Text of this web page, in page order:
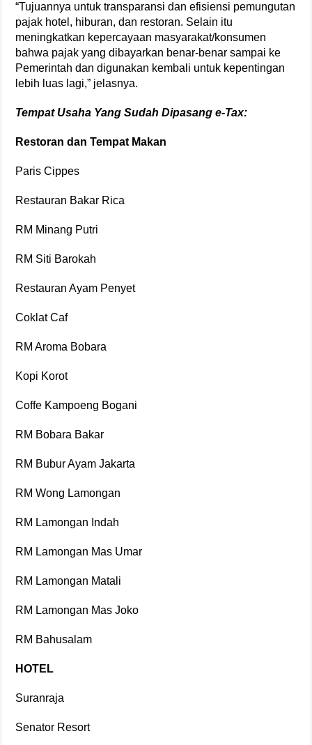
“Tujuannya untuk transparansi dan efisiensi pemungutan
pajak hotel, hiburan, dan restoran. Selain itu
meningkatkan kepercayaan masyarakat/konsumen
bahwa pajak yang dibayarkan benar-benar sampai ke
Pemerintah dan digunakan kembali untuk kepentingan
lebih luas lagi,” jelasnya.
Tempat Usaha Yang Sudah Dipasang e-Tax:
Restoran dan Tempat Makan
Paris Cippes
Restauran Bakar Rica
RM Minang Putri
RM Siti Barokah
Restauran Ayam Penyet
Coklat Caf
RM Aroma Bobara
Kopi Korot
Coffe Kampoeng Bogani
RM Bobara Bakar
RM Bubur Ayam Jakarta
RM Wong Lamongan
RM Lamongan Indah
RM Lamongan Mas Umar
RM Lamongan Matali
RM Lamongan Mas Joko
RM Bahusalam
HOTEL
Suranraja
Senator Resort